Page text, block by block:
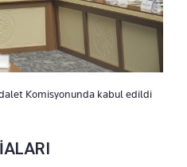
Komisyonunda kabul edildi